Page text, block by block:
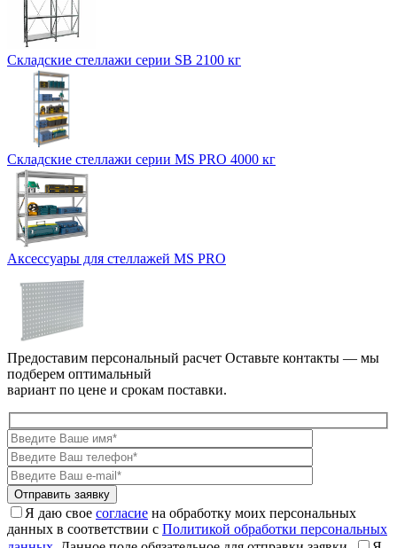
Складские стеллажи серии SB 2100 кг
Складские стеллажи серии MS PRO 4000 кг
Аксессуары для стеллажей MS PRO
Предоставим персональный расчет Оставьте контакты — мы
подберем оптимальный
вариант по цене и срокам поставки.
Я даю свое согласие на обработку моих персональных
данных в соответствии с Политикой обработки персональных